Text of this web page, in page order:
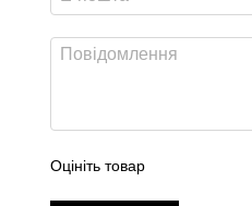
Оцініть товар